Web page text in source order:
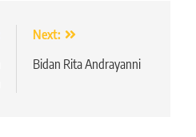
Next:
Bidan Rita Andrayanni